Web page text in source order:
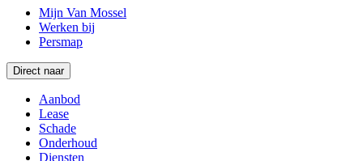
Mijn Van Mossel
Werken bij
Persmap
Direct naar
Aanbod
Lease
Schade
Onderhoud
Diensten